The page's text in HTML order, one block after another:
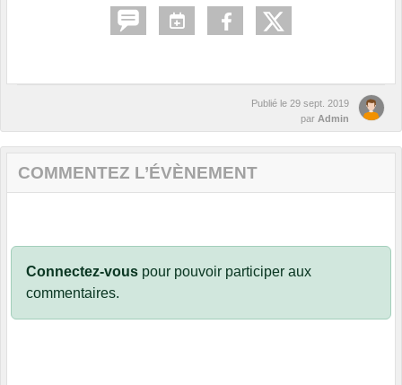
Publié le 29 sept. 2019
par Admin
COMMENTEZ L’ÉVÈNEMENT
Connectez-vous pour pouvoir participer aux
commentaires.